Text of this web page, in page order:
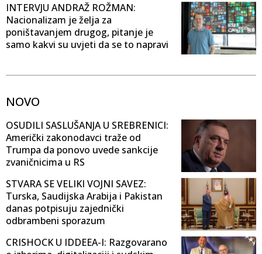
INTERVJU ANDRAŽ ROŽMAN:
Nacionalizam je želja za
poništavanjem drugog, pitanje je
samo kakvi su uvjeti da se to napravi
NOVO
OSUDILI SASLUŠANJA U SREBRENICI:
Američki zakonodavci traže od
Trumpa da ponovo uvede sankcije
zvaničnicima u RS
STVARA SE VELIKI VOJNI SAVEZ:
Turska, Saudijska Arabija i Pakistan
danas potpisuju zajednički
odbrambeni sporazum
CRISHOCK U IDDEEA-I: Razgovarano